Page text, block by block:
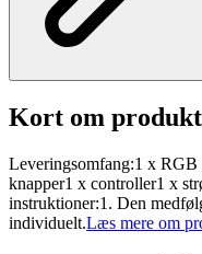
Kort om
Leveringsomfang:1 x
knapper1 x controller1 x
instruktioner:1. Den
individuelt.Læs mere om